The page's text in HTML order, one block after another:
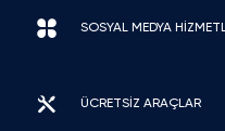
SOSYAL MEDYA
ÜCRETSİZ ARAÇLAR